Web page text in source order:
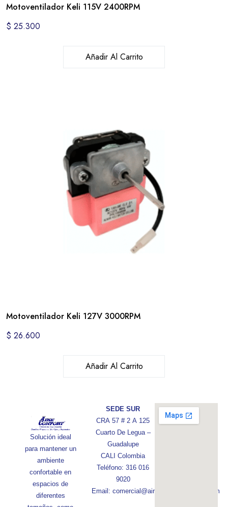
Motoventilador Keli 115V 2400RPM
$ 25.300
Añadir Al Carrito
Motoventilador Keli 127V 3000RPM
$ 26.600
Añadir Al Carrito
Solución ideal
para mantener un
ambiente
confortable en
espacios de
diferentes
SEDE SUR
CRA 57 # 2 A 125
Cuarto De Legua –
Guadalupe
CALI Colombia
Teléfono: 316 016
9020
Email: comercial@aireconfortcolombia.com